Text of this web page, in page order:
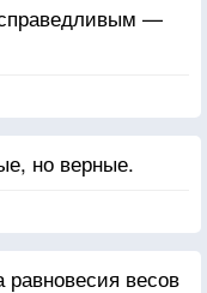
—
но верные.
весов